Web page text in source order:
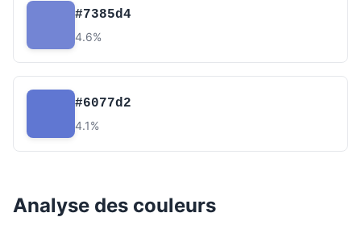
#7385d4
4.6%
#6077d2
4.1%
Analyse des couleurs